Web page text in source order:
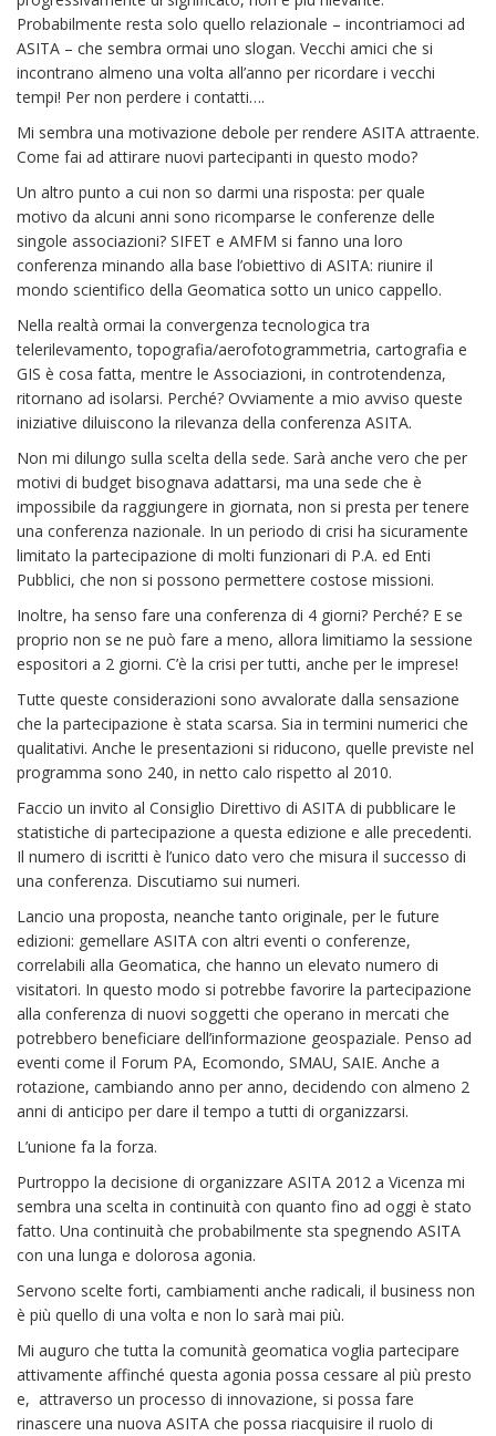
Probabilmente resta solo quello relazionale – incontriamoci ad
ASITA – che sembra ormai uno slogan. Vecchi amici che si
incontrano almeno una volta all’anno per ricordare i vecchi
tempi! Per non perdere i contatti….
Mi sembra una motivazione debole per rendere ASITA attraente.
Come fai ad attirare nuovi partecipanti in questo modo?
Un altro punto a cui non so darmi una risposta: per quale
motivo da alcuni anni sono ricomparse le conferenze delle
singole associazioni? SIFET e AMFM si fanno una loro
conferenza minando alla base l’obiettivo di ASITA: riunire il
mondo scientifico della Geomatica sotto un unico cappello.
Nella realtà ormai la convergenza tecnologica tra
telerilevamento, topografia/aerofotogrammetria, cartografia e
GIS è cosa fatta, mentre le Associazioni, in controtendenza,
ritornano ad isolarsi. Perché? Ovviamente a mio avviso queste
iniziative diluiscono la rilevanza della conferenza ASITA.
Non mi dilungo sulla scelta della sede. Sarà anche vero che per
motivi di budget bisognava adattarsi, ma una sede che è
impossibile da raggiungere in giornata, non si presta per tenere
una conferenza nazionale. In un periodo di crisi ha sicuramente
limitato la partecipazione di molti funzionari di P.A. ed Enti
Pubblici, che non si possono permettere costose missioni.
Inoltre, ha senso fare una conferenza di 4 giorni? Perché? E se
proprio non se ne può fare a meno, allora limitiamo la sessione
espositori a 2 giorni. C’è la crisi per tutti, anche per le imprese!
Tutte queste considerazioni sono avvalorate dalla sensazione
che la partecipazione è stata scarsa. Sia in termini numerici che
qualitativi. Anche le presentazioni si riducono, quelle previste nel
programma sono 240, in netto calo rispetto al 2010.
Faccio un invito al Consiglio Direttivo di ASITA di pubblicare le
statistiche di partecipazione a questa edizione e alle precedenti.
Il numero di iscritti è l’unico dato vero che misura il successo di
una conferenza. Discutiamo sui numeri.
Lancio una proposta, neanche tanto originale, per le future
edizioni: gemellare ASITA con altri eventi o conferenze,
correlabili alla Geomatica, che hanno un elevato numero di
visitatori. In questo modo si potrebbe favorire la partecipazione
alla conferenza di nuovi soggetti che operano in mercati che
potrebbero beneficiare dell’informazione geospaziale. Penso ad
eventi come il Forum PA, Ecomondo, SMAU, SAIE. Anche a
rotazione, cambiando anno per anno, decidendo con almeno 2
anni di anticipo per dare il tempo a tutti di organizzarsi.
L’unione fa la forza.
Purtroppo la decisione di organizzare ASITA 2012 a Vicenza mi
sembra una scelta in continuità con quanto fino ad oggi è stato
fatto. Una continuità che probabilmente sta spegnendo ASITA
con una lunga e dolorosa agonia.
Servono scelte forti, cambiamenti anche radicali, il business non
è più quello di una volta e non lo sarà mai più.
Mi auguro che tutta la comunità geomatica voglia partecipare
attivamente affinché questa agonia possa cessare al più presto
e, attraverso un processo di innovazione, si possa fare
rinascere una nuova ASITA che possa riacquisire il ruolo di